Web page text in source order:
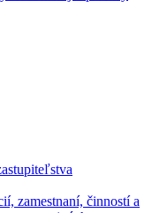
zamestnaní, činností a